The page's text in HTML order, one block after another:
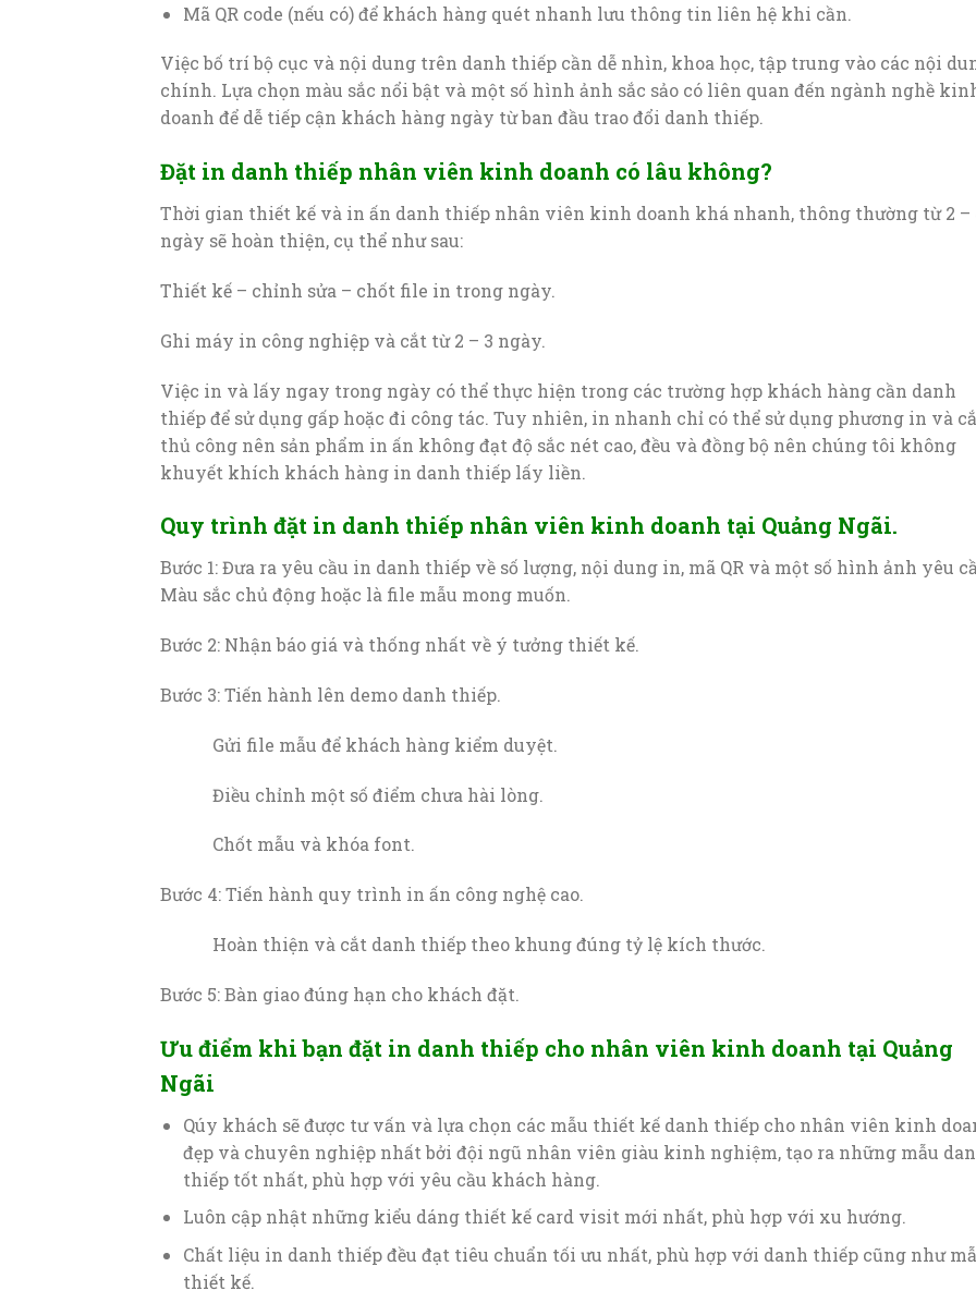
Mã QR code (nếu có) để khách hàng quét nhanh lưu thông tin liên hệ khi cần.
Việc bố trí bộ cục và nội dung trên danh thiếp cần dễ nhìn, khoa học, tập trung vào các nội
chính. Lựa chọn màu sắc nổi bật và một số hình ảnh sắc sảo có liên quan đến ngành nghề
doanh để dễ tiếp cận khách hàng ngày từ ban đầu trao đổi danh thiếp.
Đặt in danh thiếp nhân viên kinh doanh có lâu không?
Thời gian thiết kế và in ấn danh thiếp nhân viên kinh doanh khá nhanh, thông thường từ 2 –
ngày sẽ hoàn thiện, cụ thể như sau:
Thiết kế – chỉnh sửa – chốt file in trong ngày.
Ghi máy in công nghiệp và cắt từ 2 – 3 ngày.
Việc in và lấy ngay trong ngày có thể thực hiện trong các trường hợp khách hàng cần danh
thiếp để sử dụng gấp hoặc đi công tác. Tuy nhiên, in nhanh chỉ có thể sử dụng phương in và
thủ công nên sản phẩm in ấn không đạt độ sắc nét cao, đều và đồng bộ nên chúng tôi không
khuyết khích khách hàng in danh thiếp lấy liền.
Quy trình đặt in danh thiếp nhân viên kinh doanh tại Quảng Ngãi.
Bước 1: Đưa ra yêu cầu in danh thiếp về số lượng, nội dung in, mã QR và một số hình ảnh yêu
Màu sắc chủ động hoặc là file mẫu mong muốn.
Bước 2: Nhận báo giá và thống nhất về ý tưởng thiết kế.
Bước 3: Tiến hành lên demo danh thiếp.
Gửi file mẫu để khách hàng kiểm duyệt.
Điều chỉnh một số điểm chưa hài lòng.
Chốt mẫu và khóa font.
Bước 4: Tiến hành quy trình in ấn công nghệ cao.
Hoàn thiện và cắt danh thiếp theo khung đúng tỷ lệ kích thước.
Bước 5: Bàn giao đúng hạn cho khách đặt.
Ưu điểm khi bạn đặt in danh thiếp cho nhân viên kinh doanh tại Quảng
Ngãi
Qúy khách sẽ được tư vấn và lựa chọn các mẫu thiết kế danh thiếp cho nhân viên kinh
đẹp và chuyên nghiệp nhất bởi đội ngũ nhân viên giàu kinh nghiệm, tạo ra những mẫu
thiếp tốt nhất, phù hợp với yêu cầu khách hàng.
Luôn cập nhật những kiểu dáng thiết kế card visit mới nhất, phù hợp với xu hướng.
Chất liệu in danh thiếp đều đạt tiêu chuẩn tối ưu nhất, phù hợp với danh thiếp cũng như
thiết kế.